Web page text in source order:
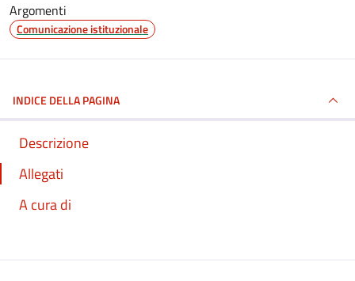
Argomenti
Comunicazione istituzionale
INDICE DELLA PAGINA
Descrizione
Allegati
A cura di